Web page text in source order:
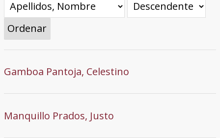
Ordenar
Gamboa Pantoja, Celestino
Manquillo Prados, Justo